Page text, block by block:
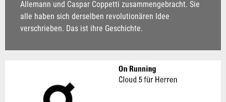
Allemann und Caspar Coppetti zusammengebracht. Sie
alle haben sich derselben revolutionären Idee
verschrieben. Das ist ihre Geschichte.